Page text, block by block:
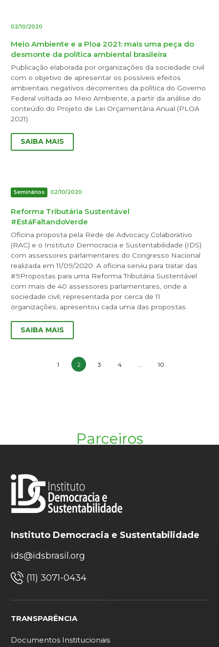
02/10/2020
Meio Ambiente e a Ploa 2021: mais uma peça do
desmonte da política ambiental brasileira
Publicação elaborada por organizações da sociedade civil
com o objetivo de apresentar os possíveis efeitos
ambientais negativos decorrentes da política do Governo
Federal voltada ao Meio Ambiente, a partir da análise do
conteúdo do Projeto de Lei Orçamentária Anual (PLOA
2021).
SAIBA MAIS
Seminários 02/10/2020
Reforma Tributária Sustentável
#EstáFaltandoVerde
Oficina proposta pela Rede de Advocacy Colaborativo
(RAC) e o Instituto Democracia e Sustentabilidade (IDS)
com assessores parlamentares do Congresso Nacional
realizada em 11/09/2020. A oficina serviu para tratar das
#9Propostas para uma Reforma Tributária Sustentável
com mais de 40 assessores parlamentares, onde a
sociedade civil, representada por cerca de 11
organizações, apresentou cada uma das propostas.
SAIBA MAIS
1 2 3 4 10
Parceiros
Instituto Democracia e Sustentabilidade
ids@idsbrasil.org
(11) 3071-0434
TRANSPARÊNCIA
Documentos Institucionais